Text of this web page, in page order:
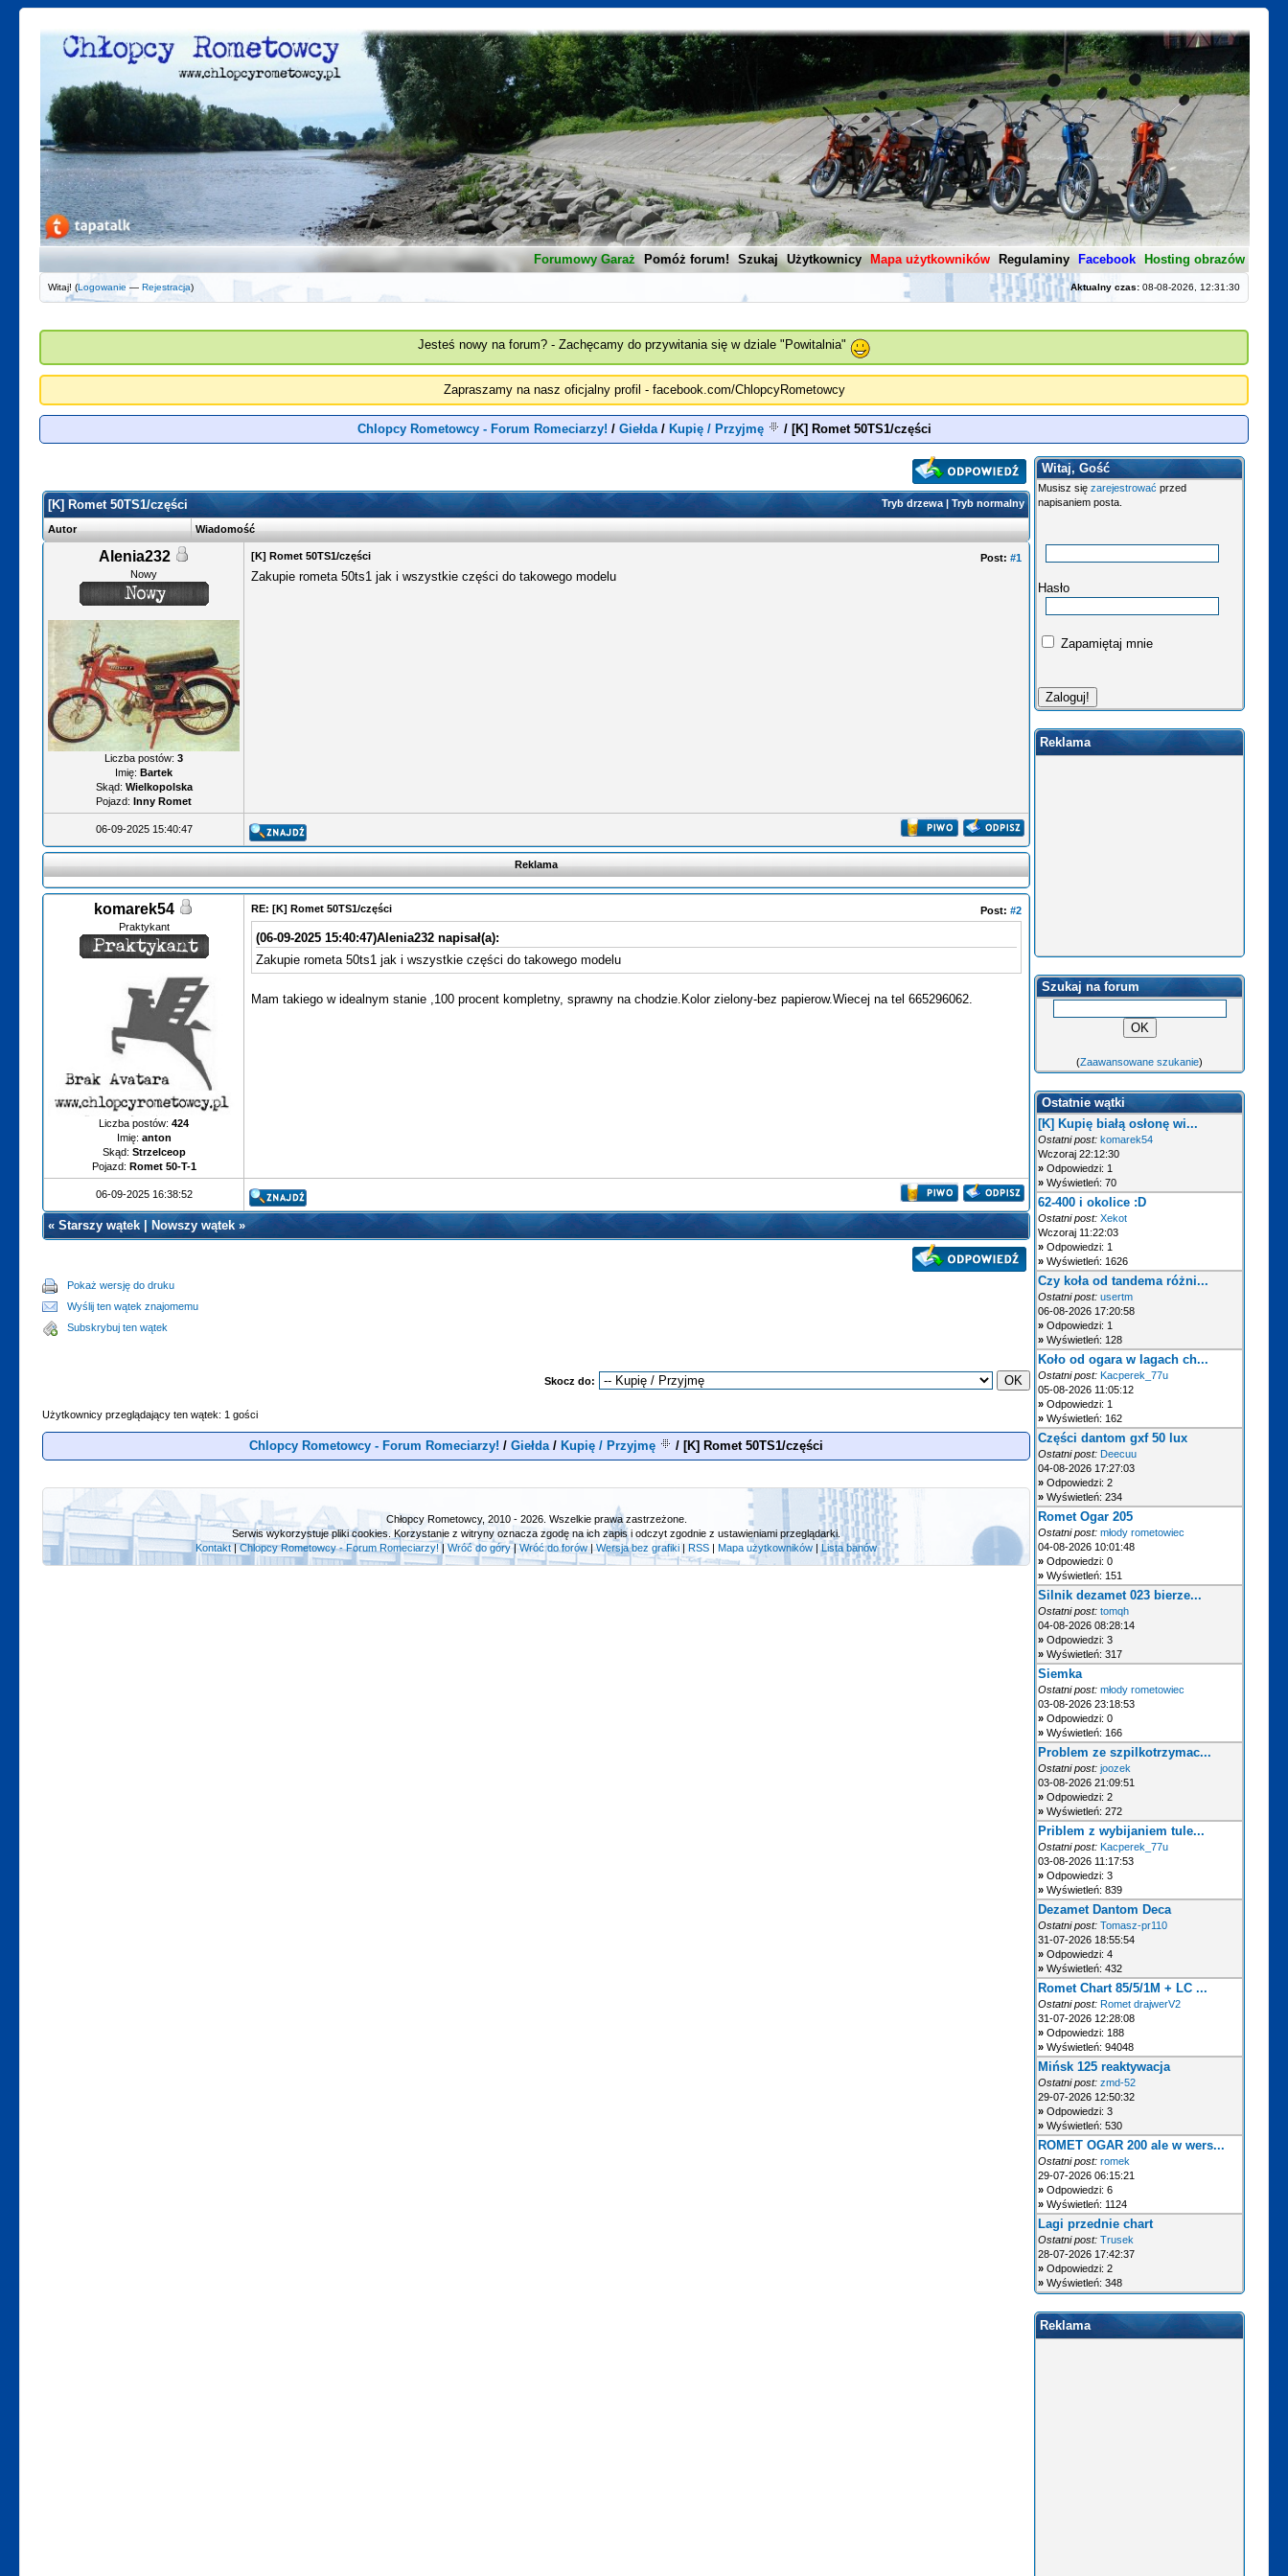
Forumowy Garaż Pomóż forum! Szukaj Użytkownicy Mapa użytkowników Regulaminy Facebook Hosting obrazów
Aktualny czas:08-08-2026, 12:31:30
Witaj! (Logowanie —Rejestracja)
Jesteś nowy na forum? - Zachęcamy do przywitania się w dziale "Powitalnia"
Zapraszamy na nasz oficjalny profil - facebook.com/ChlopcyRometowcy
Chlopcy Rometowcy - Forum Romeciarzy! / Giełda/ Kupię / Przyjmę / [K] Romet 50TS1/części
Tryb drzewa|Tryb normalny
[K] Romet 50TS1/części
Autor Wiadomość
Alenia232
Nowy
Liczba postów:3
Imię: Bartek
Skąd: Wielkopolska
Pojazd: Inny Romet
Post:#1
[K] Romet 50TS1/części
Zakupie rometa 50ts1 jak i wszystkie części do takowego modelu
06-09-2025 15:40:47
Reklama
komarek54
Praktykant
Liczba postów:424
Imię: anton
Skąd: Strzelceop
Pojazd: Romet 50-T-1
Post:#2
RE: [K] Romet 50TS1/części
(06-09-2025 15:40:47)Alenia232 napisał(a):
Zakupie rometa 50ts1 jak i wszystkie części do takowego modelu
Mam takiego w idealnym stanie ,100 procent kompletny, sprawny na chodzie.Kolor zielony-bez papierow.Wiecej na tel 665296062.
06-09-2025 16:38:52
«Starszy wątek Nowszy wątek»
Pokaż wersję do druku
Wyślij ten wątek znajomemu
Subskrybuj ten wątek
Skocz do:
Użytkownicy przeglądający ten wątek: 1 gości
Chlopcy Rometowcy - Forum Romeciarzy! /Giełda/ Kupię / Przyjmę / [K] Romet 50TS1/części
Chłopcy Rometowcy, 2010 - 2026. Wszelkie prawa zastrzeżone.
Serwis wykorzystuje pliki cookies. Korzystanie z witryny oznacza zgodę na ich zapis i odczyt zgodnie z ustawieniami przeglądarki.
Kontakt|Chlopcy Rometowcy - Forum Romeciarzy! |Wróć do góry|Wróć do forów|Wersja bez grafiki RSS Mapa użytkowników |Lista banów
Witaj, Gość
Musisz sięzarejestrować przed
napisaniem posta.
Hasło
Zapamiętaj mnie
Reklama
Szukaj na forum
(Zaawansowane szukanie)
Ostatnie wątki
[K] Kupię białą osłonę wi...
Ostatni post: komarek54
Wczoraj 22:12:30
»Odpowiedzi: 1
»Wyświetleń: 70
62-400 i okolice :D
Ostatni post: Xekot
Wczoraj 11:22:03
»Odpowiedzi: 1
»Wyświetleń: 1626
Czy koła od tandema różni...
Ostatni post: usertm
06-08-2026 17:20:58
»Odpowiedzi: 1
»Wyświetleń: 128
Koło od ogara w lagach ch...
Ostatni post: Kacperek_77u
05-08-2026 11:05:12
»Odpowiedzi: 1
»Wyświetleń: 162
Części dantom gxf 50 lux
Ostatni post: Deecuu
04-08-2026 17:27:03
»Odpowiedzi: 2
»Wyświetleń: 234
Romet Ogar 205
Ostatni post: młody rometowiec
04-08-2026 10:01:48
»Odpowiedzi: 0
»Wyświetleń: 151
Silnik dezamet 023 bierze...
Ostatni post: tomqh
04-08-2026 08:28:14
»Odpowiedzi: 3
»Wyświetleń: 317
Siemka
Ostatni post: młody rometowiec
03-08-2026 23:18:53
»Odpowiedzi: 0
»Wyświetleń: 166
Problem ze szpilkotrzymac...
Ostatni post: joozek
03-08-2026 21:09:51
»Odpowiedzi: 2
»Wyświetleń: 272
Priblem z wybijaniem tule...
Ostatni post: Kacperek_77u
03-08-2026 11:17:53
»Odpowiedzi: 3
»Wyświetleń: 839
Dezamet Dantom Deca
Ostatni post: Tomasz-pr110
31-07-2026 18:55:54
»Odpowiedzi: 4
»Wyświetleń: 432
Romet Chart 85/5/1M + LC ...
Ostatni post: Romet drajwerV2
31-07-2026 12:28:08
»Odpowiedzi: 188
»Wyświetleń: 94048
Mińsk 125 reaktywacja
Ostatni post: zmd-52
29-07-2026 12:50:32
»Odpowiedzi: 3
»Wyświetleń: 530
ROMET OGAR 200 ale w wers...
Ostatni post: romek
29-07-2026 06:15:21
»Odpowiedzi: 6
»Wyświetleń: 1124
Lagi przednie chart
Ostatni post: Trusek
28-07-2026 17:42:37
»Odpowiedzi: 2
»Wyświetleń: 348
Reklama